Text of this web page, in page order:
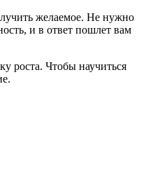
желаемое. Не нужно
и в ответ пошлет вам
роста. Чтобы научиться